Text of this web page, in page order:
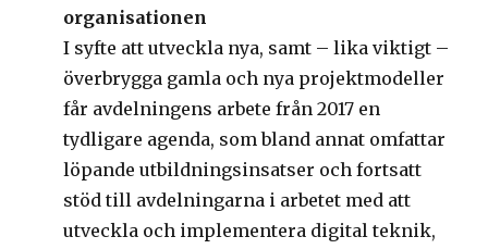
organisationen
I syfte att utveckla nya, samt – lika viktigt –
överbrygga gamla och nya projektmodeller
får avdelningens arbete från 2017 en
tydligare agenda, som bland annat omfattar
löpande utbildningsinsatser och fortsatt
stöd till avdelningarna i arbetet med att
utveckla och implementera digital teknik,